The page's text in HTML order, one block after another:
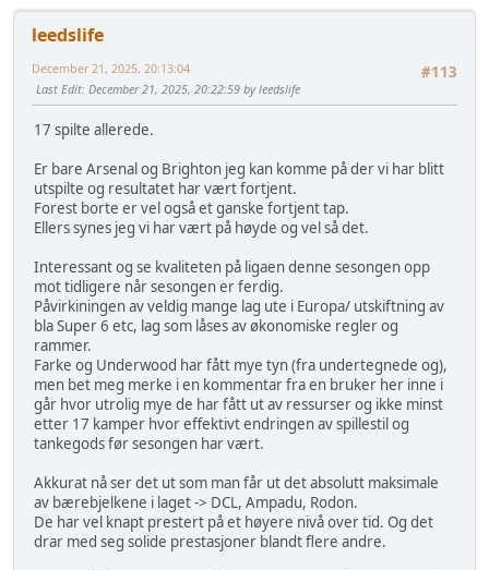
leedslife
#113
December 21, 2025, 20:13:04
Last Edit: December 21, 2025, 20:22:59 by leedslife
17 spilte allerede.
Er bare Arsenal og Brighton jeg kan komme på der vi har blitt
utspilte og resultatet har vært fortjent.
Forest borte er vel også et ganske fortjent tap.
Ellers synes jeg vi har vært på høyde og vel så det.
Interessant og se kvaliteten på ligaen denne sesongen opp
mot tidligere når sesongen er ferdig.
Påvirkiningen av veldig mange lag ute i Europa/ utskiftning av
bla Super 6 etc, lag som låses av økonomiske regler og
rammer.
Farke og Underwood har fått mye tyn (fra undertegnede og),
men bet meg merke i en kommentar fra en bruker her inne i
går hvor utrolig mye de har fått ut av ressurser og ikke minst
etter 17 kamper hvor effektivt endringen av spillestil og
tankegods før sesongen har vært.
Akkurat nå ser det ut som man får ut det absolutt maksimale
av bærebjelkene i laget -> DCL, Ampadu, Rodon.
De har vel knapt prestert på et høyere nivå over tid. Og det
drar med seg solide prestasjoner blandt flere andre.